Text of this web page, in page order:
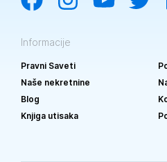
Informacije
Pravni Saveti
Naše nekretnine
Blog
Knjiga utisaka